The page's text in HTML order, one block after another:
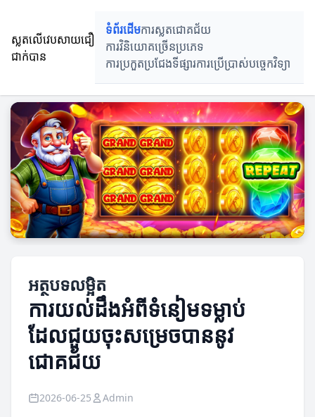
ស្លតលើវេបសាយជឿ
ជាក់បាន
ទំព័រដើមការស្លតជោគជ័យ
ការវិនិយោគច្រើនប្រភេទ
ការប្រកួតប្រជែងទីផ្សារការប្រើប្រាស់បច្ចេកវិទ្យា
អត្ថបទលម្អិត
ការយល់ដឹងអំពីទំនៀមទម្លាប់
ដែលជួយចុះសម្រេចបាននូវ
ជោគជ័យ
2026-06-25 Admin